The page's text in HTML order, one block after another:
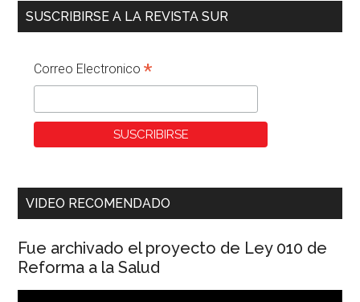
SUSCRIBIRSE A LA REVISTA SUR
Correo Electronico*
VIDEO RECOMENDADO
Fue archivado el proyecto de Ley 010 de
Reforma a la Salud